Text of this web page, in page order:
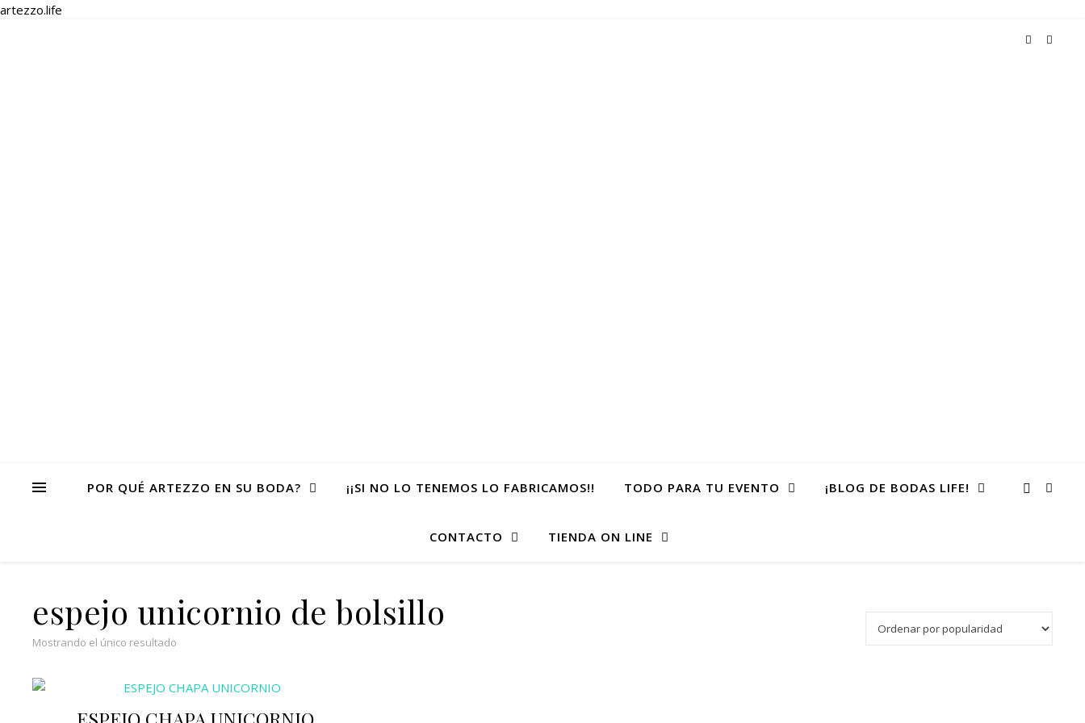
artezzo.life
POR QUÉ ARTEZZO EN SU BODA? ¡¡SI NO LO TENEMOS LO FABRICAMOS!! TODO PARA TU EVENTO ¡BLOG DE BODAS LIFE!
CONTACTO TIENDA ON LINE
espejo unicornio de bolsillo
Mostrando el único resultado